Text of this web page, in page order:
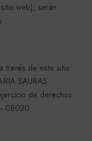
web), serán
:
través de este sitio
SAURAS
de derechos
08020